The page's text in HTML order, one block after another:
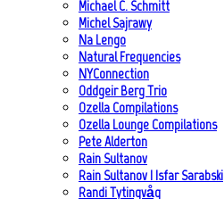
Michael C. Schmitt
Michel Sajrawy
Na Lengo
Natural Frequencies
NYConnection
Oddgeir Berg Trio
Ozella Compilations
Ozella Lounge Compilations
Pete Alderton
Rain Sultanov
Rain Sultanov | Isfar Sarabski
Randi Tytingvåg